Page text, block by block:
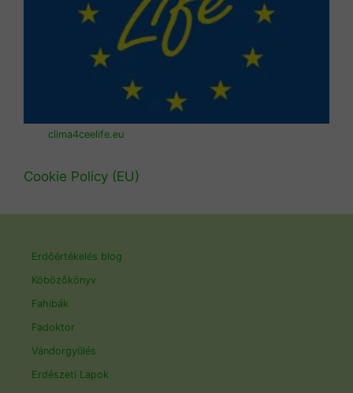
clima4ceelife.eu
Cookie Policy (EU)
Erdőértékelés blog
Köbözőkönyv
Fahibák
Fadoktor
Vándorgyűlés
Erdészeti Lapok